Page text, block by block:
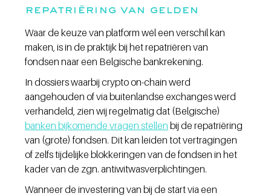
repatriëring van gelden
Waar de keuze van platform wél een verschil kan
maken, is in de praktijk bij het repatriëren van
fondsen naar een Belgische bankrekening.
In dossiers waarbij crypto on-chain werd
aangehouden of via buitenlandse exchanges werd
verhandeld, zien wij regelmatig dat (Belgische)
banken bijkomende vragen stellen bij de repatriëring
van (grote) fondsen. Dit kan leiden tot vertragingen
of zelfs tijdelijke blokkeringen van de fondsen in het
kader van de zgn. antiwitwasverplichtingen.
Wanneer de investering van bij de start via een